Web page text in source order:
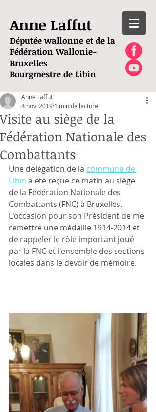
Anne Laffut
Députée wallonne et de la
Fédération Wallonie-
Bruxelles
Bourgmestre de Libin
Visite au siège de la
Fédération Nationale des
Combattants
Anne Laffut
4 nov. 2019 1 min de lecture
Une délégation de la commune de
Libin a été reçue ce matin au siège
de la Fédération Nationale des
Combattants (FNC) à Bruxelles.
L'occasion pour son Président de me
remettre une médaille 1914-2014 et
de rappeler le rôle important joué
par la FNC et l'ensemble des sections
locales dans le devoir de mémoire.